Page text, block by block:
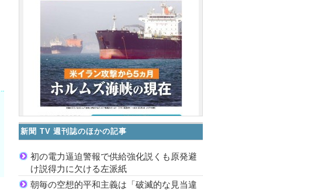
新聞 TV 週刊誌のほかの記事
初の電力逼迫警報で供給強化説くも原発避
け説得力に欠ける左派紙
朝毎の空想的平和主義は「破滅的な見当違